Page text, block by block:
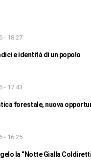
- 18:27
e identità di un popolo
- 17:43
forestale, nuova
- 16:25
la “Notte Gialla